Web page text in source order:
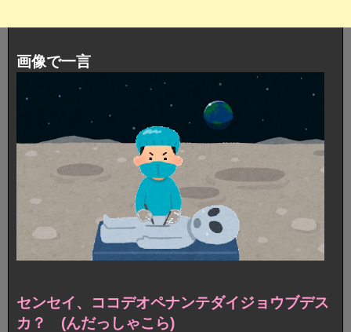
画像で一言
センセイ、ココデオペナンテダイジョウブデス
カ？ (んだっしゃこら)